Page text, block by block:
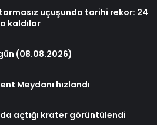
uçuşunda tarihi rekor: 24
kaldılar
(08.08.2026)
Meydanı hızlandı
açtığı krater görüntülendi